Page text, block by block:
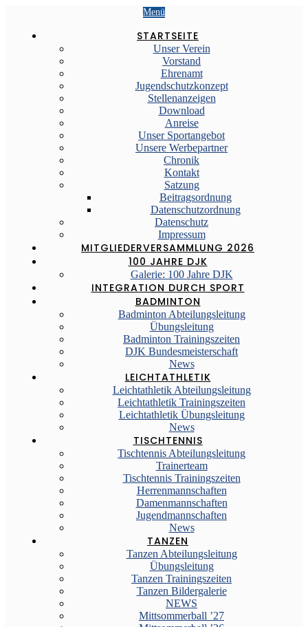
Menü
STARTSEITE
Unser Verein
Vorstand
Ehrenamt
Jugendschutzkonzept
Stellenanzeigen
Download
Anreise
Unser Sportangebot
Unsere Werbepartner
Chronik
Kontakt
Satzung
Beitragsordnung
Datenschutzordnung
Datenschutz
Impressum
MITGLIEDERVERSAMMLUNG 2026
100 JAHRE DJK
Galerie: 100 Jahre DJK
INTEGRATION DURCH SPORT
BADMINTON
Badminton Abteilungsleitung
Übungsleitung
Badminton Trainingszeiten
DJK Bundesmeisterschaft
News
LEICHTATHLETIK
Leichtathletik Abteilungsleitung
Leichtathletik Trainingszeiten
Leichtathletik Übungsleitung
News
TISCHTENNIS
Tischtennis Abteilungsleitung
Trainerteam
Tischtennis Trainingszeiten
Herrenmannschaften
Damenmannschaften
Jugendmannschaften
News
TANZEN
Tanzen Abteilungsleitung
Übungsleitung
Tanzen Trainingszeiten
Tanzen Bildergalerie
NEWS
Mittsommerball ’27